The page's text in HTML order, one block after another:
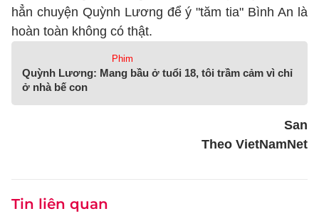
hẳn chuyện Quỳnh Lương để ý "tăm tia" Bình An là
hoàn toàn không có thật.
Phim
Quỳnh Lương: Mang bầu ở tuổi 18, tôi trầm cảm vì chỉ
ở nhà bế con
San
Theo VietNamNet
Tin liên quan